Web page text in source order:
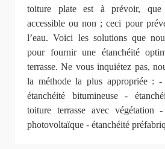
toiture plate est à prévoir, que
accessible ou non ; ceci pour
l’eau. Voici les solutions que
pour fournir une étanchéité
terrasse. Ne vous inquiétez pas,
la méthode la plus appropriée : -
étanchéité bitumineuse -
toiture terrasse avec végétation -
photovoltaïque - étanchéité